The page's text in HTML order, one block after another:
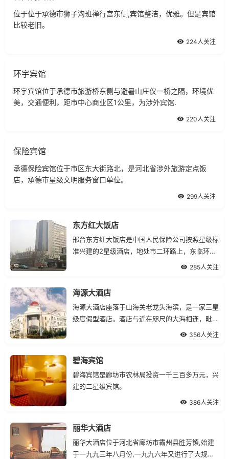
位于位于承德市狮子沟班禅行宫东侧,宾馆整洁，优雅。但是宾馆
比较老旧。
224人关注
环宇宾馆
环宇宾馆位于承德市旅游桥东侧与避暑山庄仅一桥之隔，环境优
美，交通便利，距市中心商业区1公里，为涉外宾馆.
220人关注
保险宾馆
承德保险宾馆位于市区东大街路北，是河北省涉外旅游定点饭
店，承德市星级文明服务窗口单位。
299人关注
东方红大饭店
邢台东方红大饭店是中国人民保险公司按照星级标
准兴建的2星级酒店，地处市二环路上，东临环境
285人关注
海源大酒店
海源大酒店座落于山海关老龙头海滨，是一家三星
级度假型酒店。酒店与近在咫尺的大海相连，毗邻
老龙头、天下第一关、孟姜女庙等景点。
356人关注
碧海宾馆
碧海宾馆是廊坊市农林局投资一千三百多万元，兴
建的二星级宾馆。
386人关注
丽华大酒店
丽华大酒店位于河北省廊坊市霸州县胜芳镇,始建
于一九九三年八月份,一九九六年又进行了大规模